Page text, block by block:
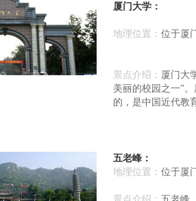
厦门大学：
地理位置： 位于厦
景点介绍： 厦门大
美丽的校园之一”
的，是中国近代教
五老峰：
地理位置： 位于厦